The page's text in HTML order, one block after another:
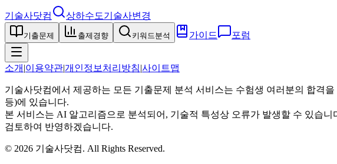
기술사닷컴 상하수도기술사변경
기출문제 출제경향 키워드분석 가이드 포럼
소개 |이용약관|개인정보처리방침|사이트맵
기술사닷컴에서 제공하는 모든 기출문제 분석 서비스는 수험생 여러분의 합격
등)에 있습니다.
본 서비스는 AI 알고리즘으로 분석되어, 기술적 특성상 오류가 발생할 수 있습
검토하여 반영하겠습니다.
© 2026 기술사닷컴. All Rights Reserved.